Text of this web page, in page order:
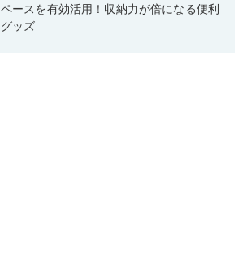
ペースを有効活用！収納力が倍になる便利
グッズ